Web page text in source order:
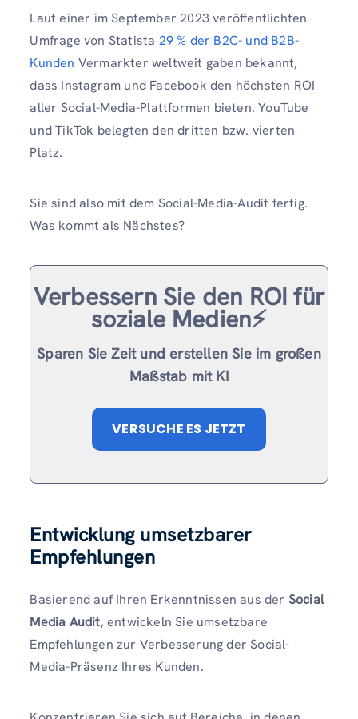
Laut einer im September 2023 veröffentlichten
Umfrage von Statista 29 % der B2C- und B2B-
Kunden Vermarkter weltweit gaben bekannt,
dass Instagram und Facebook den höchsten ROI
aller Social-Media-Plattformen bieten. YouTube
und TikTok belegten den dritten bzw. vierten
Platz.
Sie sind also mit dem Social-Media-Audit fertig.
Was kommt als Nächstes?
Verbessern Sie den ROI für
soziale Medien⚡️
Sparen Sie Zeit und erstellen Sie im großen
Maßstab mit KI
VERSUCHE ES JETZT
Entwicklung umsetzbarer
Empfehlungen
Basierend auf Ihren Erkenntnissen aus der Social
Media Audit, entwickeln Sie umsetzbare
Empfehlungen zur Verbesserung der Social-
Media-Präsenz Ihres Kunden.